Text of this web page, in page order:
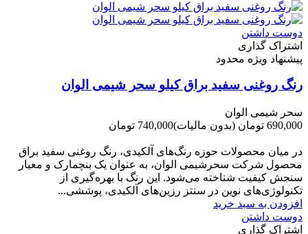
دوست داشتن
اشتراک گذاری
پیشنهاد ویژه محدود
رنگ روغنی سفید براق کیلو سحر شیمی الوان
سحر شیمی الوان
690,000 تومان
(بدون مالیات)740,000 تومان
در میان محصولات حوزه رنگ‌های آلکیدی، رنگ روغنی سفید براق
محصول شرکت سحرشیمی الوان، به عنوان یک بنچمارک و معیار
سنجش کیفیت شناخته می‌شود. این رنگ با بهره‌گیری از
تکنولوژی‌های نوین در سنتز رزین‌های آلکیدی، پوششی...
افزودن به سبد خرید
دوست داشتن
اشتراک گذاری